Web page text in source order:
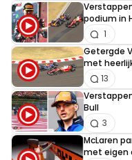
podium in
1
Getergde
met
13
Bull
3
McLaren
met eigen